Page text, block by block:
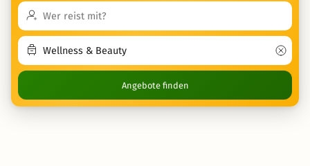
Angebote finden